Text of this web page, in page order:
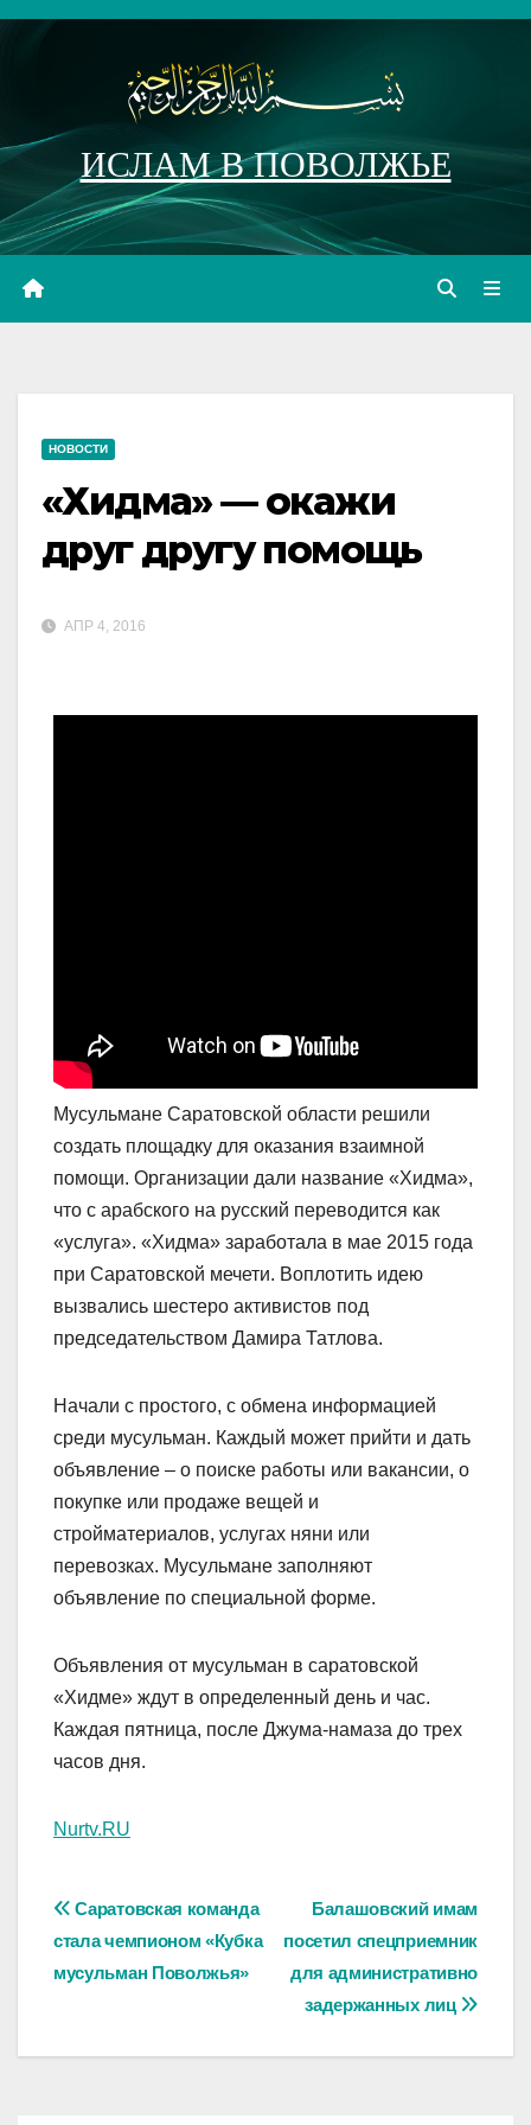
Перейти
ИСЛАМ В ПОВОЛЖЬЕ
НОВОСТИ
«Хидма» — окажи
друг другу помощь
АПР 4, 2016
Мусульмане Саратовcкой области решили
создать площадку для оказания взаимной
помощи. Организации дали название «Хидма»,
что с арабского на русский переводится как
«услуга». «Хидма» заработала в мае 2015 года
при Саратовской мечети. Воплотить идею
вызвались шестеро активистов под
председательством Дамира Татлова.
Начали с простого, с обмена информацией
среди мусульман. Каждый может прийти и дать
объявление – о поиске работы или вакансии, о
покупке или продаже вещей и
стройматериалов, услугах няни или
перевозках. Мусульмане заполняют
объявление по специальной форме.
Объявления от мусульман в саратовской
«Хидме» ждут в определенный день и час.
Каждая пятница, после Джума-намаза до трех
часов дня.
Nurtv.RU
Навигация
по
Балашовский имам
посетил спецприемник
для административно
задержанных лиц
Саратовская команда
стала чемпионом «Кубка
мусульман Поволжья»